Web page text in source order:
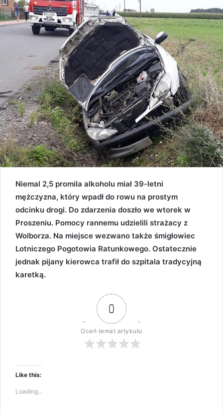
Niemal 2,5 promila alkoholu miał 39-letni
mężczyzna, który wpadł do rowu na prostym
odcinku drogi. Do zdarzenia doszło we wtorek w
Proszeniu. Pomocy rannemu udzielili strażacy z
Wolborza. Na miejsce wezwano także śmigłowiec
Lotniczego Pogotowia Ratunkowego. Ostatecznie
jednak pijany kierowca trafił do szpitala tradycyjną
karetką.
0
Oceń temat artykułu
Like this:
Loading...